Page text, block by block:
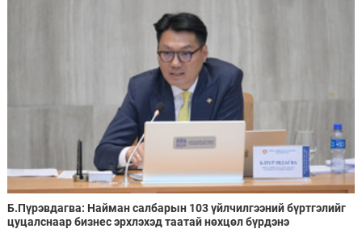
Б.Пүрэвдагва: Найман салбарын 103 үйлчилгээний бүртгэлийг
цуцалснаар бизнес эрхлэхэд таатай нөхцөл бүрдэнэ